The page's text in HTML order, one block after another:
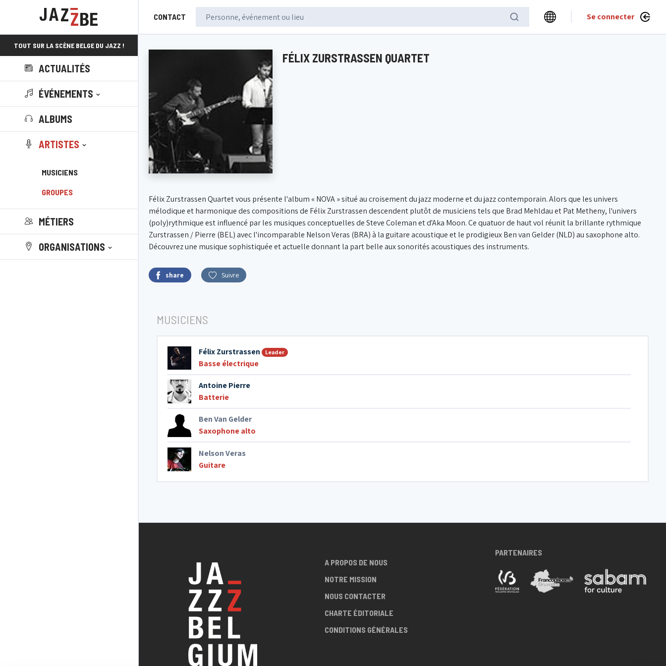
CONTACT Se connecter
TOUT SUR LA SCÈNE BELGE DU JAZZ !
ACTUALITÉS
ÉVÉNEMENTS
ALBUMS
ARTISTES
MUSICIENS
GROUPES
MÉTIERS
ORGANISATIONS
FÉLIX ZURSTRASSEN QUARTET
Félix Zurstrassen Quartet vous présente l'album « NOVA » situé au croisement du jazz moderne et du jazz contemporain. Alors que les univers
mélodique et harmonique des compositions de Félix Zurstrassen descendent plutôt de musiciens tels que Brad Mehldau et Pat Metheny, l'univers
(poly)rythmique est influencé par les musiques conceptuelles de Steve Coleman et d'Aka Moon. Ce quatuor de haut vol réunit la brillante rythmique
Zurstrassen / Pierre (BEL) avec l'incomparable Nelson Veras (BRA) à la guitare acoustique et le prodigieux Ben van Gelder (NLD) au saxophone alto.
Découvrez une musique sophistiquée et actuelle donnant la part belle aux sonorités acoustiques des instruments.
share Suivre
MUSICIENS
Félix Zurstrassen Leader
Basse électrique
Antoine Pierre
Batterie
Ben Van Gelder
Saxophone alto
Nelson Veras
Guitare
A PROPOS DE NOUS
NOTRE MISSION
NOUS CONTACTER
CHARTE ÉDITORIALE
CONDITIONS GÉNÉRALES
PARTENAIRES